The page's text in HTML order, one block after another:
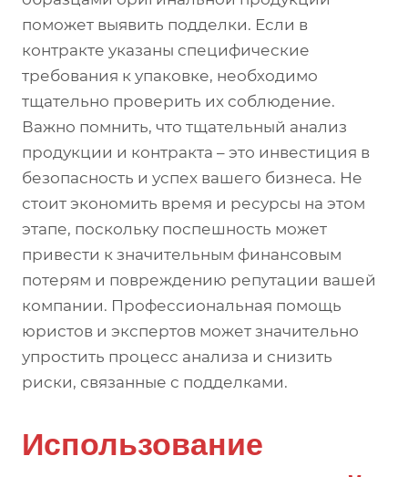
поможет выявить подделки. Если в
контракте указаны специфические
требования к упаковке, необходимо
тщательно проверить их соблюдение.
Важно помнить, что тщательный анализ
продукции и контракта – это инвестиция в
безопасность и успех вашего бизнеса. Не
стоит экономить время и ресурсы на этом
этапе, поскольку поспешность может
привести к значительным финансовым
потерям и повреждению репутации вашей
компании. Профессиональная помощь
юристов и экспертов может значительно
упростить процесс анализа и снизить
риски, связанные с подделками.
Использование